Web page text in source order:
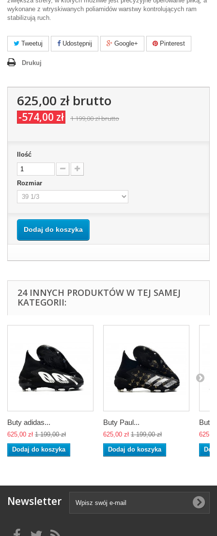
wykonane z wtryskiwanych poliamidów warstwy kontrolujących ram
stabilizują ruch.
Tweetuj Udostępnij Google+ Pinterest
Drukuj
625,00 złbrutto
-574,00 zł 1 199,00 złbrutto
Ilość
Rozmiar
Dodaj do koszyka
24 INNYCH PRODUKTÓW W TEJ SAMEJ
KATEGORII:
Buty adidas...
625,00 zł 1 199,00 zł
Dodaj do koszyka
Buty Paul...
625,00 zł 1 199,00 zł
Dodaj do koszyka
Buty
Newsletter